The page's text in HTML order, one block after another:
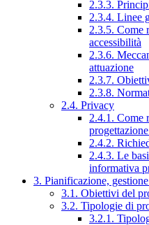
2.3.3.
2.3.4. Linee
2.3.5. Come
accessibilità
2.3.6.
attuazione
2.3.7.
2.3.8.
2.4. Privacy
2.4.1. Come
2.4.2.
2.4.3. Le
informativa
3. Pianificazione,
3.1. Obiettivi del
3.2. Tipologie di
3.2.1.